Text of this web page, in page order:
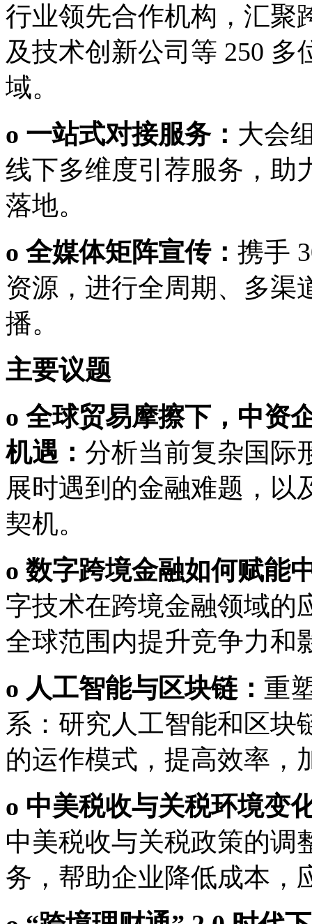
行业领先合作机构，汇聚
及技术创新公司等 250
域。
o 一站式对接服务： 大会
线下多维度引荐服务，助
落地。
o 全媒体矩阵宣传： 携手
资源，进行全周期、多渠
播。
主要议题
o 全球贸易摩擦下，中资
机遇： 分析当前复杂国际
展时遇到的金融难题，以
契机。
o 数字跨境金融如何赋能
字技术在跨境金融领域的
全球范围内提升竞争力和
o 人工智能与区块链： 重
系：研究人工智能和区块
的运作模式，提高效率，
o 中美税收与关税环境变
中美税收与关税政策的调
务，帮助企业降低成本，